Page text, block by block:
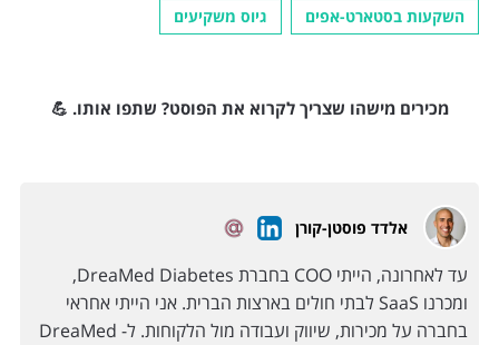
השקעות בסטארט-אפים
גיוס משקיעים
מכירים מישהו שצריך לקרוא את הפוסט? שתפו אותו. 💪
אלדד פוסטן-קורן
עד לאחרונה, הייתי COO בחברת DreaMed Diabetes,
ומכרנו SaaS לבתי חולים בארצות הברית. אני הייתי אחראי
בחברה על מכירות, שיווק ועבודה מול הלקוחות. ל- DreaMed